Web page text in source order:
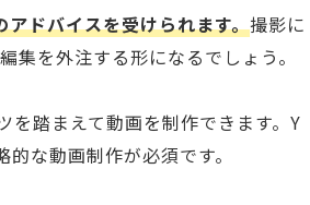
ドバイスを受けられます。撮影に
を外注する形になるでしょう。
踏まえて動画を制作できます。Y
な動画制作が必須です。